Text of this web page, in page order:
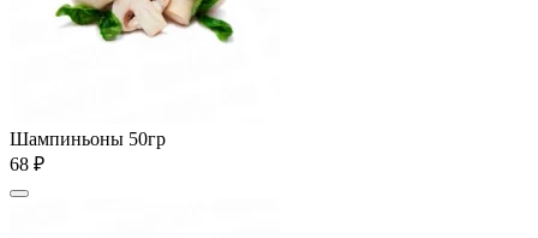
Шампиньоны 50гр
68 ₽